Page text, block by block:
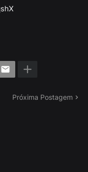
Próxima Postagem